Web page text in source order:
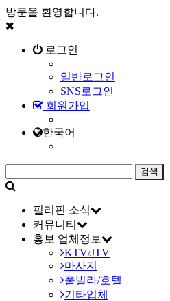
방문을 환영합니다.
로그인
일반로그인
SNS로그인
회원가입
한국어
필리핀 소식
커뮤니티
홍보 업체정보
KTV/JTV
마사지
풀빌라/호텔
기타업체